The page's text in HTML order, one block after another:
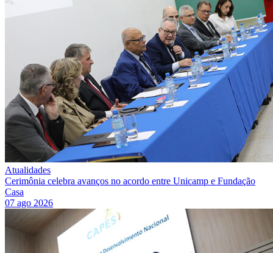
Atualidades
Cerimônia celebra avanços no acordo entre Unicamp e Fundação
Casa
07 ago 2026